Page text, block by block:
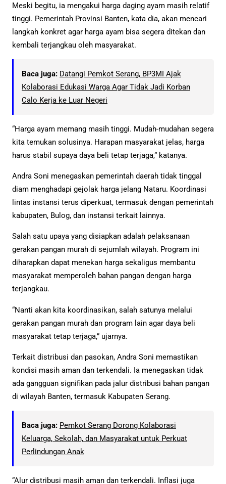
Meski begitu, ia mengakui harga daging ayam masih relatif
tinggi. Pemerintah Provinsi Banten, kata dia, akan mencari
langkah konkret agar harga ayam bisa segera ditekan dan
kembali terjangkau oleh masyarakat.
Baca juga: Datangi Pemkot Serang, BP3MI Ajak
Kolaborasi Edukasi Warga Agar Tidak Jadi Korban
Calo Kerja ke Luar Negeri
“Harga ayam memang masih tinggi. Mudah-mudahan segera
kita temukan solusinya. Harapan masyarakat jelas, harga
harus stabil supaya daya beli tetap terjaga,” katanya.
Andra Soni menegaskan pemerintah daerah tidak tinggal
diam menghadapi gejolak harga jelang Nataru. Koordinasi
lintas instansi terus diperkuat, termasuk dengan pemerintah
kabupaten, Bulog, dan instansi terkait lainnya.
Salah satu upaya yang disiapkan adalah pelaksanaan
gerakan pangan murah di sejumlah wilayah. Program ini
diharapkan dapat menekan harga sekaligus membantu
masyarakat memperoleh bahan pangan dengan harga
terjangkau.
“Nanti akan kita koordinasikan, salah satunya melalui
gerakan pangan murah dan program lain agar daya beli
masyarakat tetap terjaga,” ujarnya.
Terkait distribusi dan pasokan, Andra Soni memastikan
kondisi masih aman dan terkendali. Ia menegaskan tidak
ada gangguan signifikan pada jalur distribusi bahan pangan
di wilayah Banten, termasuk Kabupaten Serang.
Baca juga: Pemkot Serang Dorong Kolaborasi
Keluarga, Sekolah, dan Masyarakat untuk Perkuat
Perlindungan Anak
“Alur distribusi masih aman dan terkendali. Inflasi juga